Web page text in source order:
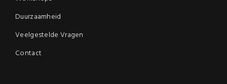
Duurzaamheid
Veelgestelde Vragen
Contact